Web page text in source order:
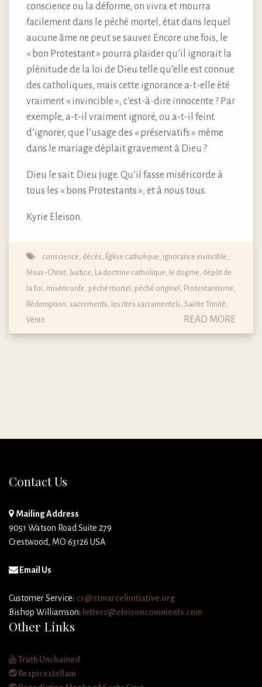
conscience ou la déforme, on vivra et mourra
facilement dans le péché mortel, état dans lequel
aucune âme ne peut se sauver. Encore une fois, le
« bon Protestant » pourra plaider qu’il ignorait la
plénitude de la loi de Dieu telle qu’elle est connue
des catholiques, mais cette ignorance a-t-elle été
vraiment « invincible », c’est-à-dire innocente ? Par
exemple, a-t-il vraiment ignoré, ou a-t-il feint
d’ignorer, que l’usage des « préservatifs » même
dans le mariage déplait gravement à Dieu ?
Dieu le sait. Dieu juge. Qu’il fasse miséricorde à
tous les « bons Protestants », et à nous tous.
Kyrie Eleison.
conscience décès Église catholique ignorance invincible
Jésus-Christ Justice La doctrine catholique, le dogme, dépôt de
la foi miséricorde péché mortel péché originel Protestantisme
Rédemption sacrements, les rites sacramentels Sainte Trinité
Vérité
READ MORE
Contact Us
Mailing Address
9051 Watson Road Suite 279
Crestwood, MO 63126 USA
Email Us
Customer Service: cs@stmarcelinitiative.org
Bishop Williamson: letters@eleisoncomments.com
Other Links
Truth Unchained
Respicestellam